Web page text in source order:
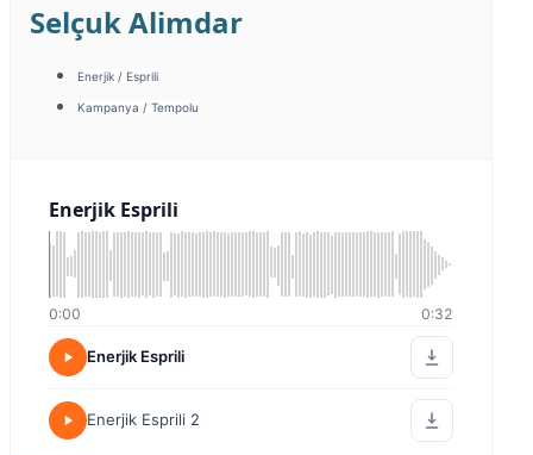
Selçuk Alimdar
Enerjik / Esprili
Kampanya / Tempolu
Enerjik Esprili
0:00 0:32
Enerjik Esprili
Enerjik Esprili 2